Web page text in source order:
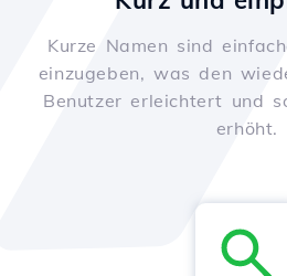
Kurze Namen sind
einzugeben, was den
Benutzer erleichtert und
erhöht.